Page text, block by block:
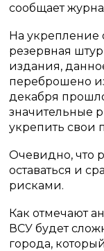
сообщает
На укрепление
резервная
издания,
переброшено
декабря
значительные
укрепить свои
Очевидно, что
оставаться и
рисками.
Как отмечают
ВСУ будет
города,